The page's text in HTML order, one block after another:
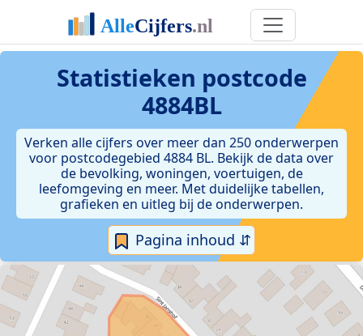
Statistieken postcode
4884BL
Verken alle cijfers over meer dan 250 onderwerpen
voor postcodegebied 4884 BL. Bekijk de data over
de bevolking, woningen, voertuigen, de
leefomgeving en meer. Met duidelijke tabellen,
grafieken en uitleg bij de onderwerpen.
Pagina inhoud ⇵